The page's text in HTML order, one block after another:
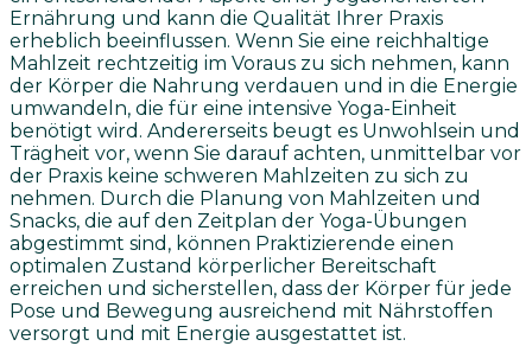
Ernährung und kann die Qualität Ihrer Praxis
erheblich beeinflussen. Wenn Sie eine reichhaltige
Mahlzeit rechtzeitig im Voraus zu sich nehmen, kann
der Körper die Nahrung verdauen und in die Energie
umwandeln, die für eine intensive Yoga-Einheit
benötigt wird. Andererseits beugt es Unwohlsein und
Trägheit vor, wenn Sie darauf achten, unmittelbar vor
der Praxis keine schweren Mahlzeiten zu sich zu
nehmen. Durch die Planung von Mahlzeiten und
Snacks, die auf den Zeitplan der Yoga-Übungen
abgestimmt sind, können Praktizierende einen
optimalen Zustand körperlicher Bereitschaft
erreichen und sicherstellen, dass der Körper für jede
Pose und Bewegung ausreichend mit Nährstoffen
versorgt und mit Energie ausgestattet ist.